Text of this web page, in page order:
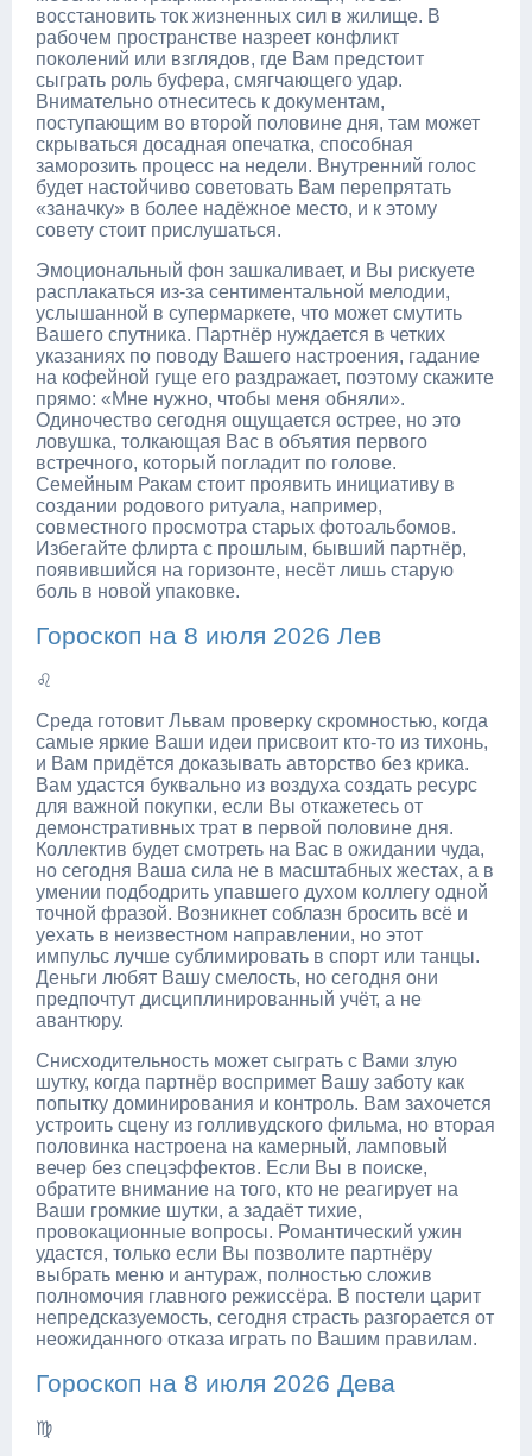
восстановить ток жизненных сил в жилище. В
рабочем пространстве назреет конфликт
поколений или взглядов, где Вам предстоит
сыграть роль буфера, смягчающего удар.
Внимательно отнеситесь к документам,
поступающим во второй половине дня, там может
скрываться досадная опечатка, способная
заморозить процесс на недели. Внутренний голос
будет настойчиво советовать Вам перепрятать
«заначку» в более надёжное место, и к этому
совету стоит прислушаться.
Эмоциональный фон зашкаливает, и Вы рискуете
расплакаться из-за сентиментальной мелодии,
услышанной в супермаркете, что может смутить
Вашего спутника. Партнёр нуждается в четких
указаниях по поводу Вашего настроения, гадание
на кофейной гуще его раздражает, поэтому скажите
прямо: «Мне нужно, чтобы меня обняли».
Одиночество сегодня ощущается острее, но это
ловушка, толкающая Вас в объятия первого
встречного, который погладит по голове.
Семейным Ракам стоит проявить инициативу в
создании родового ритуала, например,
совместного просмотра старых фотоальбомов.
Избегайте флирта с прошлым, бывший партнёр,
появившийся на горизонте, несёт лишь старую
боль в новой упаковке.
Гороскоп на 8 июля 2026 Лев
♌
Среда готовит Львам проверку скромностью, когда
самые яркие Ваши идеи присвоит кто-то из тихонь,
и Вам придётся доказывать авторство без крика.
Вам удастся буквально из воздуха создать ресурс
для важной покупки, если Вы откажетесь от
демонстративных трат в первой половине дня.
Коллектив будет смотреть на Вас в ожидании чуда,
но сегодня Ваша сила не в масштабных жестах, а в
умении подбодрить упавшего духом коллегу одной
точной фразой. Возникнет соблазн бросить всё и
уехать в неизвестном направлении, но этот
импульс лучше сублимировать в спорт или танцы.
Деньги любят Вашу смелость, но сегодня они
предпочтут дисциплинированный учёт, а не
авантюру.
Снисходительность может сыграть с Вами злую
шутку, когда партнёр воспримет Вашу заботу как
попытку доминирования и контроль. Вам захочется
устроить сцену из голливудского фильма, но вторая
половинка настроена на камерный, ламповый
вечер без спецэффектов. Если Вы в поиске,
обратите внимание на того, кто не реагирует на
Ваши громкие шутки, а задаёт тихие,
провокационные вопросы. Романтический ужин
удастся, только если Вы позволите партнёру
выбрать меню и антураж, полностью сложив
полномочия главного режиссёра. В постели царит
непредсказуемость, сегодня страсть разгорается от
неожиданного отказа играть по Вашим правилам.
Гороскоп на 8 июля 2026 Дева
♍